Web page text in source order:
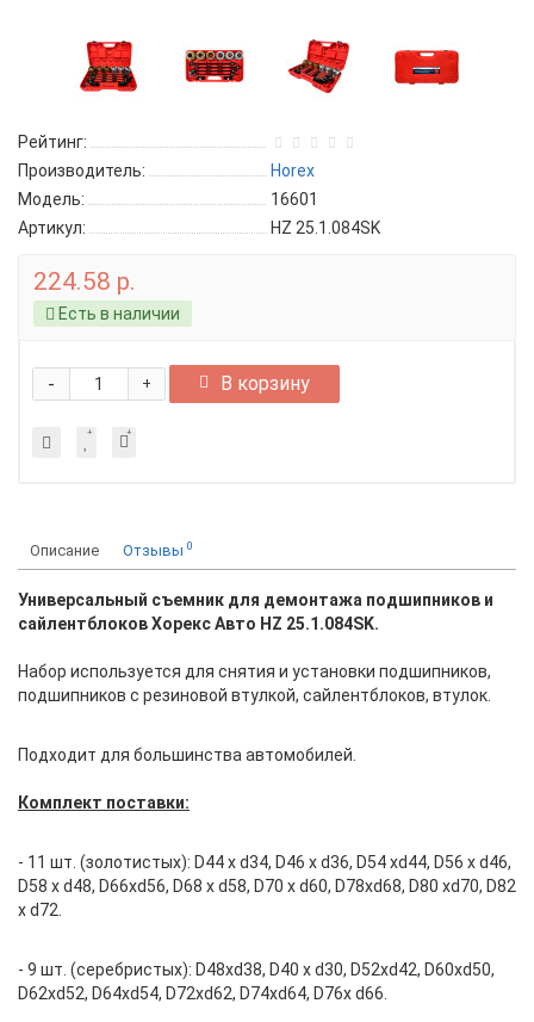
Рейтинг:
Производитель:
Horex
Модель:
16601
Артикул:
HZ 25.1.084SK
224.58 р.
Есть в наличии
+
- В корзину
Описание Отзывы 0
Универсальный съемник для демонтажа подшипников и
сайлентблоков Хорекс Авто HZ 25.1.084SK.
Набор используется для снятия и установки подшипников,
подшипников с резиновой втулкой, сайлентблоков, втулок.
Подходит для большинства автомобилей.
Комплект поставки:
- 11 шт. (золотистых): D44 x d34, D46 x d36, D54 xd44, D56 x d46,
D58 x d48, D66xd56, D68 x d58, D70 x d60, D78xd68, D80 xd70, D82
x d72.
- 9 шт. (серебристых): D48xd38, D40 x d30, D52xd42, D60xd50,
D62xd52, D64xd54, D72xd62, D74xd64, D76x d66.